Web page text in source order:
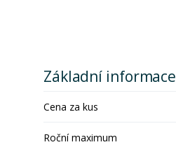
Základní informace
Cena za kus
Roční maximum